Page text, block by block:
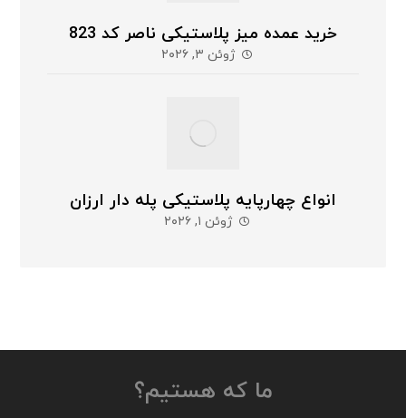
خرید عمده میز پلاستیکی ناصر کد 823
ژوئن ۳, ۲۰۲۶
انواع چهارپایه پلاستیکی پله دار ارزان
ژوئن ۱, ۲۰۲۶
ما که هستیم؟